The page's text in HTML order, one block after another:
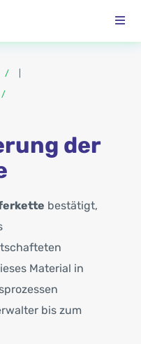
der
bestätigt,
Material in
bis zum